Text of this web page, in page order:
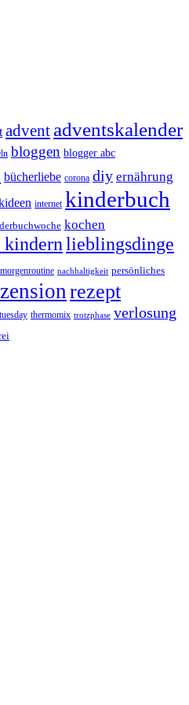
advent adventskalender
bloggen blogger abc
bücherliebe corona diy ernährung
internet kinderbuch
kochen
lieblingsdinge
morgenroutine nachhaltigkeit persönliches
rezept
thermomix trotzphase verlosung